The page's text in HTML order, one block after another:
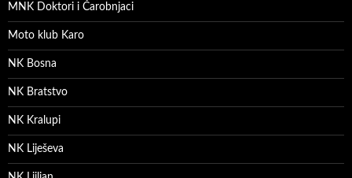
MNK Doktori i Čarobnjaci
Moto klub Karo
NK Bosna
NK Bratstvo
NK Kralupi
NK Liješeva